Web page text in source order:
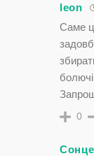
leon
Саме
0
Сонце